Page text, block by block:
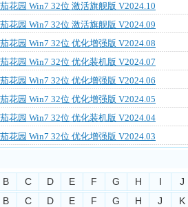
花园 Win7 32位 激活旗舰版 V2024.10
花园 Win7 32位 激活旗舰版 V2024.09
花园 Win7 32位 优化增强版 V2024.08
花园 Win7 32位 优化装机版 V2024.07
花园 Win7 32位 优化增强版 V2024.06
花园 Win7 32位 优化增强版 V2024.05
花园 Win7 32位 优化装机版 V2024.04
花园 Win7 32位 优化增强版 V2024.03
B C D E F G H I
J
B C D E F G H J K